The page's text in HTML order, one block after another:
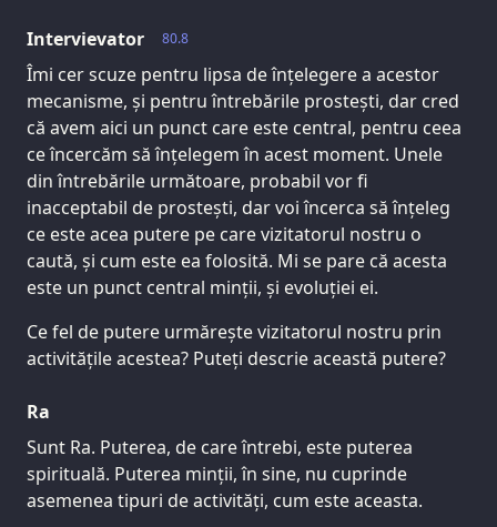
80.8
Intervievator
Îmi cer scuze pentru lipsa de înțelegere a acestor
mecanisme, și pentru întrebările prostești, dar cred
că avem aici un punct care este central, pentru ceea
ce încercăm să înțelegem în acest moment. Unele
din întrebările următoare, probabil vor fi
inacceptabil de prostești, dar voi încerca să înțeleg
ce este acea putere pe care vizitatorul nostru o
caută, și cum este ea folosită. Mi se pare că acesta
este un punct central minții, și evoluției ei.
Ce fel de putere urmărește vizitatorul nostru prin
activitățile acestea? Puteți descrie această putere?
Ra
Sunt Ra. Puterea, de care întrebi, este puterea
spirituală. Puterea minții, în sine, nu cuprinde
asemenea tipuri de activități, cum este aceasta.